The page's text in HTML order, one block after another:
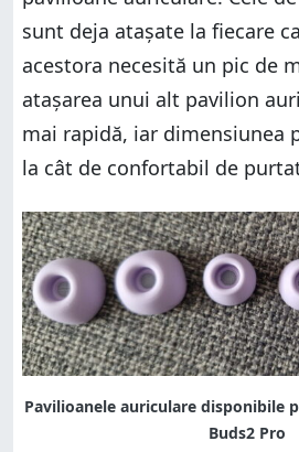
sunt deja atașate la fiecare
acestora necesită un pic de
atașarea unui alt pavilion
mai rapidă, iar dimensiunea
la cât de confortabil de